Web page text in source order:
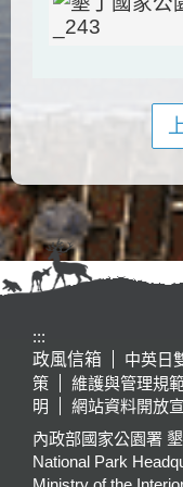
:::
政風信箱
中英日
策
維護與管理規
明
網站資料開放
內政部國家公園署
National Park